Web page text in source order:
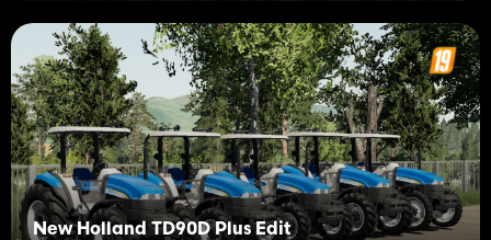
New Holland TD90D Plus Edit